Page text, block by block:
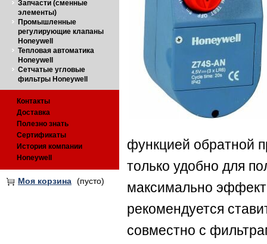
Запчасти (сменные
элементы)
Промышленные
регулирующие клапаны
Honeywell
Тепловая автоматика
Honeywell
Сетчатые угловые
фильтры Honeywell
Контакты
Доставка
Полезно знать
Сертификаты
История компании
Honeywell
Моя корзина (пусто)
функцией обратной
только удобно для
максимально
рекомендуется
совместно с